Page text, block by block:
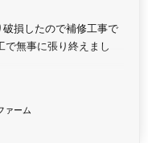
損したので補修工事で
で無事に張り終えまし
ァーム